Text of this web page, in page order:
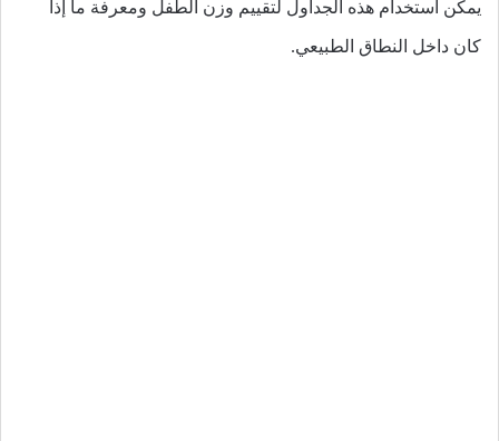
يمكن استخدام هذه الجداول لتقييم وزن الطفل ومعرفة ما إذا
كان داخل النطاق الطبيعي.